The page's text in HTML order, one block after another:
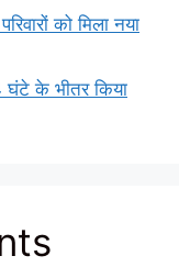
को मिला नया
घंटे के भीतर किया